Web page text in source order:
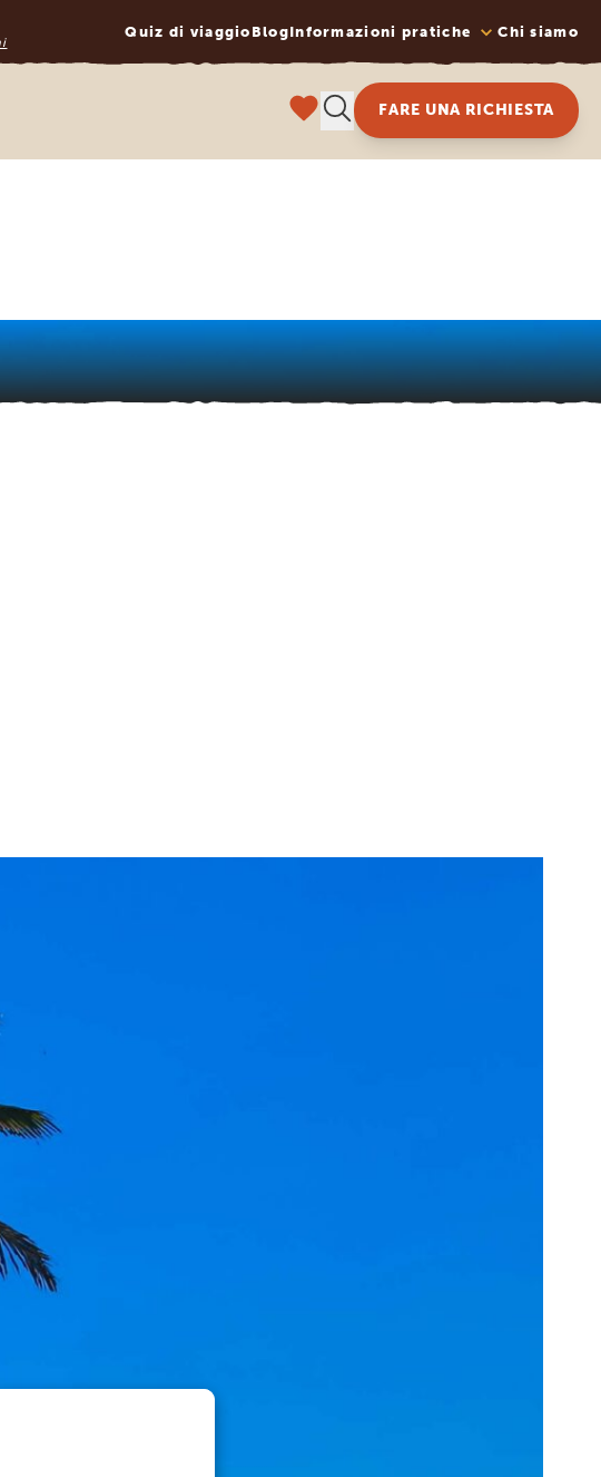
Quiz di viaggio BlogInformazioni pratiche Chi siamo
FARE UNA RICHIESTA